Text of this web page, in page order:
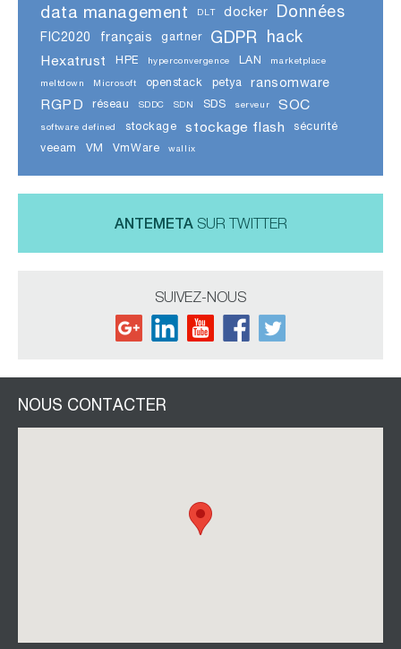
data management DLT docker Données
FIC2020 français gartner GDPR hack
Hexatrust HPE hyperconvergence LAN marketplace
meltdown Microsoft openstack petya ransomware
RGPD réseau SDDC SDN SDS serveur SOC
software defined stockage stockage flash
sécurité
veeam
VM VmWare wallix
ANTEMETASUR TWITTER
SUIVEZ-NOUS
NOUS CONTACTER